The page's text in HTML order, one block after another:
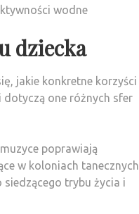
wodne
dziecka
jakie konkretne korzyści
dotyczą one różnych sfer
poprawiają
w koloniach tanecznych
trybu życia i